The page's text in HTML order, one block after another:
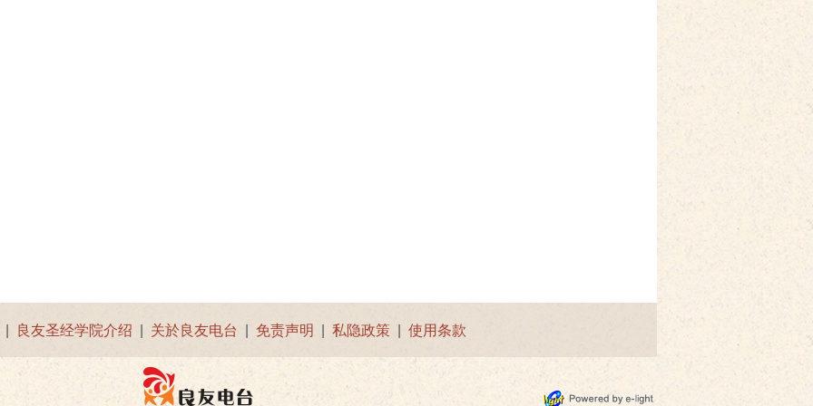
良友圣经学院介绍 | 关於良友电台 | 免责声明 | 私隐政策 | 使用条款